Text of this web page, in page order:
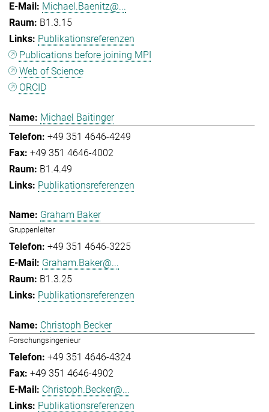
Michael.Baenitz@...
B1.3.15
Publikationsreferenzen
Publications before joining MPI
Web of Science
ORCID
Michael Baitinger
+49 351 4646-4249
+49 351 4646-4002
B1.4.49
Publikationsreferenzen
Graham Baker
Gruppenleiter
+49 351 4646-3225
Graham.Baker@...
B1.3.25
Publikationsreferenzen
Christoph Becker
Forschungsingenieur
+49 351 4646-4324
+49 351 4646-4902
Christoph.Becker@...
Publikationsreferenzen